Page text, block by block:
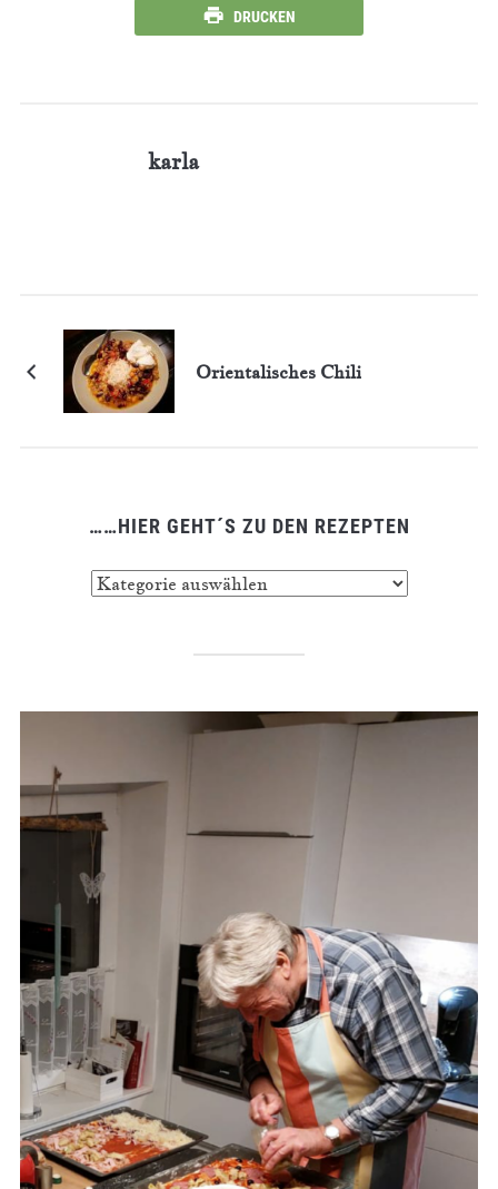
DRUCKEN
karla
Orientalisches Chili
……HIER GEHT´S ZU DEN REZEPTEN